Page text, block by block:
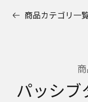
商品カテゴリ一
パッシブ